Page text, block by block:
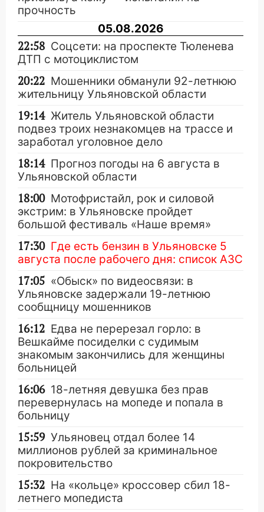
прочность
05.08.2026
22:58 Соцсети: на проспекте Тюленева
ДТП с мотоциклистом
20:22 Мошенники обманули 92-летнюю
жительницу Ульяновской области
19:14 Житель Ульяновской области
подвез троих незнакомцев на трассе и
заработал уголовное дело
18:14 Прогноз погоды на 6 августа в
Ульяновской области
18:00 Мотофристайл, рок и силовой
экстрим: в Ульяновске пройдет
большой фестиваль «Наше время»
17:30 Где есть бензин в Ульяновске 5
августа после рабочего дня: список АЗС
17:05 «Обыск» по видеосвязи: в
Ульяновске задержали 19-летнюю
сообщницу мошенников
16:12 Едва не перерезал горло: в
Вешкайме посиделки с судимым
знакомым закончились для женщины
больницей
16:06 18-летняя девушка без прав
перевернулась на мопеде и попала в
больницу
15:59 Ульяновец отдал более 14
миллионов рублей за криминальное
покровительство
15:32 На «кольце» кроссовер сбил 18-
летнего мопедиста